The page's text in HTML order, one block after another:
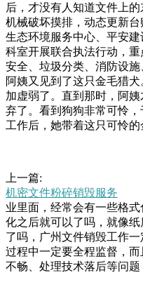
后，才没有人知道文件上
机械破坏摸排，动态更新
生态环境服务中心、平安
科室开展联合执法行动，
安全、垃圾分类、消防设
阿姨又见到了这只金毛猎
加虚弱了。直到那时，阿
弃了。看到狗狗非常可怜
工作后，她带着这只可怜的
上一篇:
机密文件粉碎销毁服务
业里面，经常会有一些格
化之后就可以了吗，就像
了吗，广州文件销毁工作
过程中一定要全程监督，
不畅、处理技术落后等问